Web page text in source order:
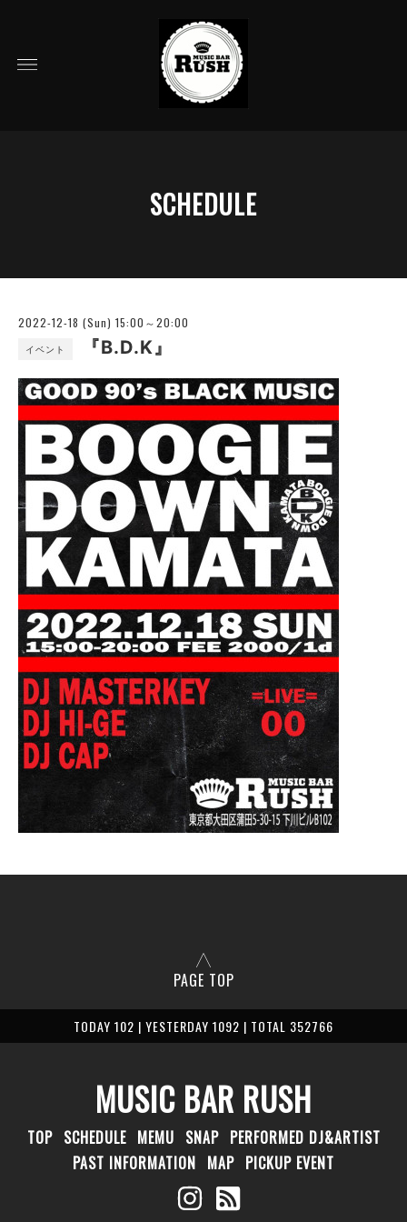
SCHEDULE
2022-12-18 (Sun) 15:00～20:00
イベント 『B.D.K』
PAGE TOP
TODAY 102 | YESTERDAY 1092 | TOTAL 352766
MUSIC BAR RUSH
TOP SCHEDULE MEMU SNAP PERFORMED DJ&ARTIST
PAST INFORMATION MAP PICKUP EVENT